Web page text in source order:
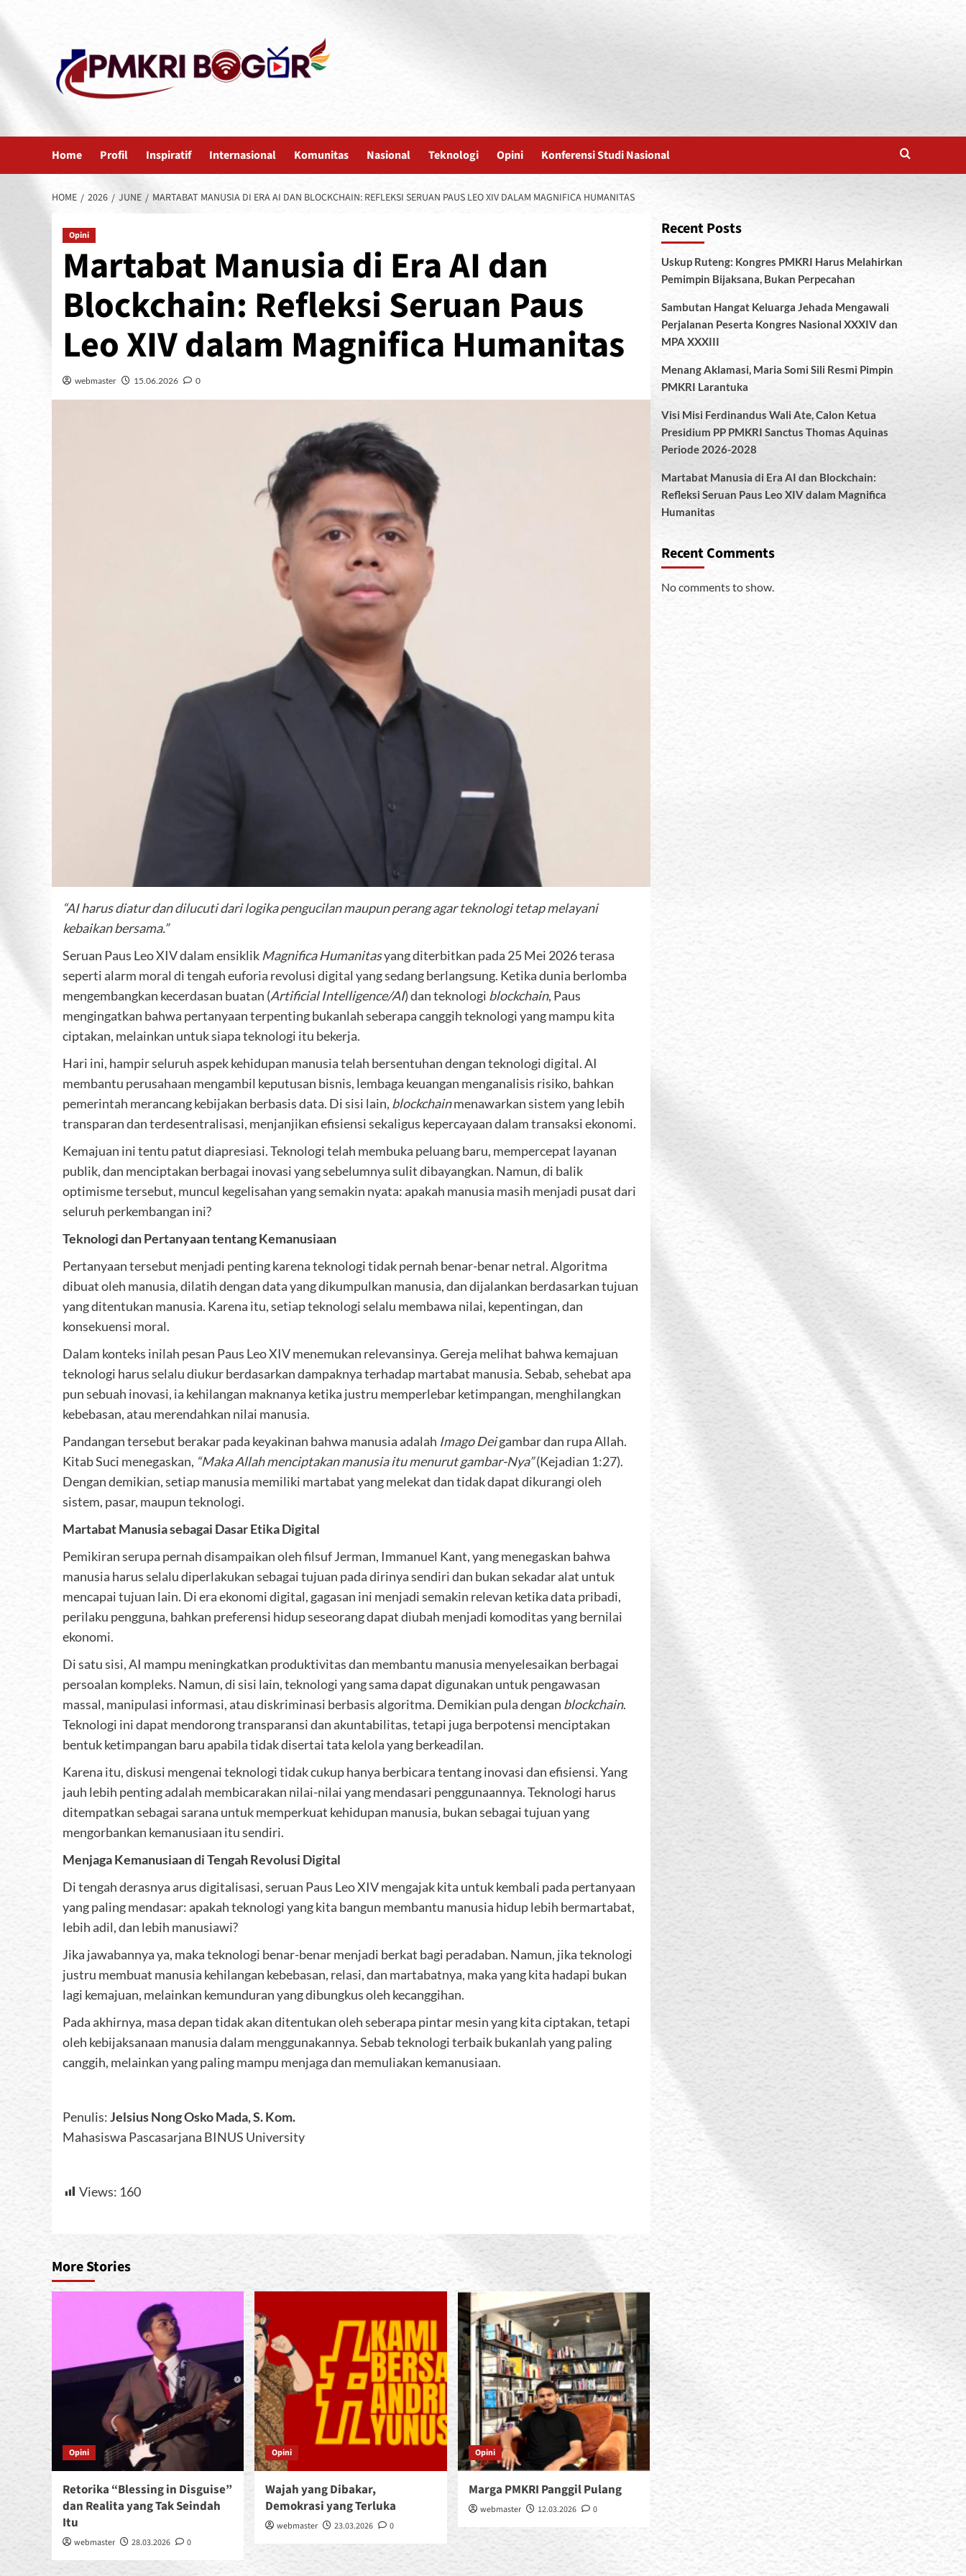
Home Profil Inspiratif Internasional Komunitas Nasional Teknologi Opini Konferensi Studi Nasional
HOME 2026 JUNE MARTABAT MANUSIA DI ERA AI DAN BLOCKCHAIN: REFLEKSI SERUAN PAUS LEO XIV DALAM MAGNIFICA HUMANITAS
Opini
Martabat Manusia di Era AI dan
Blockchain: Refleksi Seruan Paus
Leo XIV dalam Magnifica Humanitas
webmaster 15.06.2026 0
“AI harus diatur dan dilucuti dari logika pengucilan maupun perang agar teknologi tetap melayani
kebaikan bersama.”
Seruan Paus Leo XIV dalam ensiklik Magnifica Humanitasyang diterbitkan pada 25 Mei 2026 terasa
seperti alarm moral di tengah euforia revolusi digital yang sedang berlangsung. Ketika dunia berlomba
mengembangkan kecerdasan buatan (Artificial Intelligence/AI) dan teknologi blockchain, Paus
mengingatkan bahwa pertanyaan terpenting bukanlah seberapa canggih teknologi yang mampu kita
ciptakan, melainkan untuk siapa teknologi itu bekerja.
Hari ini, hampir seluruh aspek kehidupan manusia telah bersentuhan dengan teknologi digital. AI
membantu perusahaan mengambil keputusan bisnis, lembaga keuangan menganalisis risiko, bahkan
pemerintah merancang kebijakan berbasis data. Di sisi lain, blockchainmenawarkan sistem yang lebih
transparan dan terdesentralisasi, menjanjikan efisiensi sekaligus kepercayaan dalam transaksi ekonomi.
Kemajuan ini tentu patut diapresiasi. Teknologi telah membuka peluang baru, mempercepat layanan
publik, dan menciptakan berbagai inovasi yang sebelumnya sulit dibayangkan. Namun, di balik
optimisme tersebut, muncul kegelisahan yang semakin nyata: apakah manusia masih menjadi pusat dari
seluruh perkembangan ini?
Teknologi dan Pertanyaan tentang Kemanusiaan
Pertanyaan tersebut menjadi penting karena teknologi tidak pernah benar-benar netral. Algoritma
dibuat oleh manusia, dilatih dengan data yang dikumpulkan manusia, dan dijalankan berdasarkan tujuan
yang ditentukan manusia. Karena itu, setiap teknologi selalu membawa nilai, kepentingan, dan
konsekuensi moral.
Dalam konteks inilah pesan Paus Leo XIV menemukan relevansinya. Gereja melihat bahwa kemajuan
teknologi harus selalu diukur berdasarkan dampaknya terhadap martabat manusia. Sebab, sehebat apa
pun sebuah inovasi, ia kehilangan maknanya ketika justru memperlebar ketimpangan, menghilangkan
kebebasan, atau merendahkan nilai manusia.
Pandangan tersebut berakar pada keyakinan bahwa manusia adalah Imago Deigambar dan rupa Allah.
Kitab Suci menegaskan, “Maka Allah menciptakan manusia itu menurut gambar-Nya”(Kejadian 1:27).
Dengan demikian, setiap manusia memiliki martabat yang melekat dan tidak dapat dikurangi oleh
sistem, pasar, maupun teknologi.
Martabat Manusia sebagai Dasar Etika Digital
Pemikiran serupa pernah disampaikan oleh filsuf Jerman, Immanuel Kant, yang menegaskan bahwa
manusia harus selalu diperlakukan sebagai tujuan pada dirinya sendiri dan bukan sekadar alat untuk
mencapai tujuan lain. Di era ekonomi digital, gagasan ini menjadi semakin relevan ketika data pribadi,
perilaku pengguna, bahkan preferensi hidup seseorang dapat diubah menjadi komoditas yang bernilai
ekonomi.
Di satu sisi, AI mampu meningkatkan produktivitas dan membantu manusia menyelesaikan berbagai
persoalan kompleks. Namun, di sisi lain, teknologi yang sama dapat digunakan untuk pengawasan
massal, manipulasi informasi, atau diskriminasi berbasis algoritma. Demikian pula dengan blockchain.
Teknologi ini dapat mendorong transparansi dan akuntabilitas, tetapi juga berpotensi menciptakan
bentuk ketimpangan baru apabila tidak disertai tata kelola yang berkeadilan.
Karena itu, diskusi mengenai teknologi tidak cukup hanya berbicara tentang inovasi dan efisiensi. Yang
jauh lebih penting adalah membicarakan nilai-nilai yang mendasari penggunaannya. Teknologi harus
ditempatkan sebagai sarana untuk memperkuat kehidupan manusia, bukan sebagai tujuan yang
mengorbankan kemanusiaan itu sendiri.
Menjaga Kemanusiaan di Tengah Revolusi Digital
Di tengah derasnya arus digitalisasi, seruan Paus Leo XIV mengajak kita untuk kembali pada pertanyaan
yang paling mendasar: apakah teknologi yang kita bangun membantu manusia hidup lebih bermartabat,
lebih adil, dan lebih manusiawi?
Jika jawabannya ya, maka teknologi benar-benar menjadi berkat bagi peradaban. Namun, jika teknologi
justru membuat manusia kehilangan kebebasan, relasi, dan martabatnya, maka yang kita hadapi bukan
lagi kemajuan, melainkan kemunduran yang dibungkus oleh kecanggihan.
Pada akhirnya, masa depan tidak akan ditentukan oleh seberapa pintar mesin yang kita ciptakan, tetapi
oleh kebijaksanaan manusia dalam menggunakannya. Sebab teknologi terbaik bukanlah yang paling
canggih, melainkan yang paling mampu menjaga dan memuliakan kemanusiaan.
Penulis:Jelsius Nong Osko Mada, S. Kom.
Mahasiswa Pascasarjana BINUS University
Views: 160
More Stories
Opini
Retorika “Blessing in Disguise”
dan Realita yang Tak Seindah
Itu
webmaster 28.03.2026 0
Opini
Wajah yang Dibakar,
Demokrasi yang Terluka
webmaster 23.03.2026 0
Opini
Marga PMKRI Panggil Pulang
webmaster 12.03.2026 0
Recent Posts
Uskup Ruteng: Kongres PMKRI Harus Melahirkan
Pemimpin Bijaksana, Bukan Perpecahan
Sambutan Hangat Keluarga Jehada Mengawali
Perjalanan Peserta Kongres Nasional XXXIV dan
MPA XXXIII
Menang Aklamasi, Maria Somi Sili Resmi Pimpin
PMKRI Larantuka
Visi Misi Ferdinandus Wali Ate, Calon Ketua
Presidium PP PMKRI Sanctus Thomas Aquinas
Periode 2026-2028
Martabat Manusia di Era AI dan Blockchain:
Refleksi Seruan Paus Leo XIV dalam Magnifica
Humanitas
Recent Comments
No comments to show.